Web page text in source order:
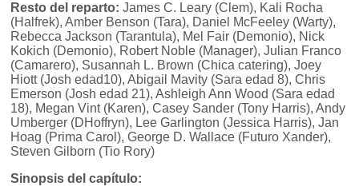
Resto del reparto: James C. Leary (Clem), Kali Rocha
(Halfrek), Amber Benson (Tara), Daniel McFeeley (Warty),
Rebecca Jackson (Tarantula), Mel Fair (Demonio), Nick
Kokich (Demonio), Robert Noble (Manager), Julian Franco
(Camarero), Susannah L. Brown (Chica catering), Joey
Hiott (Josh edad10), Abigail Mavity (Sara edad 8), Chris
Emerson (Josh edad 21), Ashleigh Ann Wood (Sara edad
18), Megan Vint (Karen), Casey Sander (Tony Harris), Andy
Umberger (DHoffryn), Lee Garlington (Jessica Harris), Jan
Hoag (Prima Carol), George D. Wallace (Futuro Xander),
Steven Gilborn (Tio Rory)
Sinopsis del capítulo: